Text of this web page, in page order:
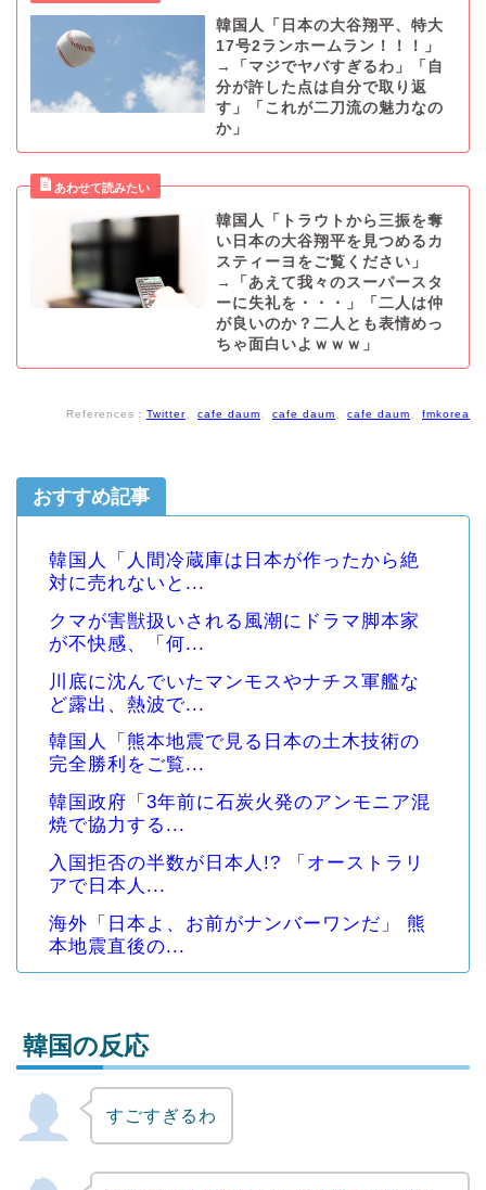
韓国人「日本の大谷翔平、特大
17号2ランホームラン！！！」
→「マジでヤバすぎるわ」「自
分が許した点は自分で取り返
す」「これが二刀流の魅力なの
か」
韓国人「トラウトから三振を奪
い日本の大谷翔平を見つめるカ
スティーヨをご覧ください」
→「あえて我々のスーパースタ
ーに失礼を・・・」「二人は仲
が良いのか？二人とも表情めっ
ちゃ面白いよｗｗｗ」
References： Twitter cafe daum cafe daum cafe daum fmkorea
おすすめ記事
韓国人「人間冷蔵庫は日本が作ったから絶
対に売れないと...
クマが害獣扱いされる風潮にドラマ脚本家
が不快感、「何...
川底に沈んでいたマンモスやナチス軍艦な
ど露出、熱波で...
韓国人「熊本地震で見る日本の土木技術の
完全勝利をご覧...
韓国政府「3年前に石炭火発のアンモニア混
焼で協力する...
入国拒否の半数が日本人!? 「オーストラリ
アで日本人...
海外「日本よ、お前がナンバーワンだ」 熊
本地震直後の...
Powered by livedoor 相互RSS
韓国の反応
すごすぎるわ